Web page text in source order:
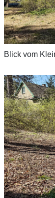
Blick vom